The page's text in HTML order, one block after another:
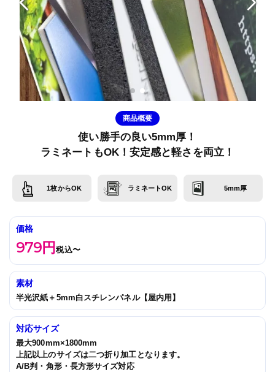
商品概要
使い勝手の良い5mm厚！
ラミネートもOK！安定感と軽さを両立！
1枚からOK ラミネートOK 5mm厚
価格
979円税込〜
素材
半光沢紙＋5mm白スチレンパネル【屋内用】
対応サイズ
最大900mm×1800mm
上記以上のサイズは二つ折り加工 となります。
A/B判・角形・長方形サイズ対応